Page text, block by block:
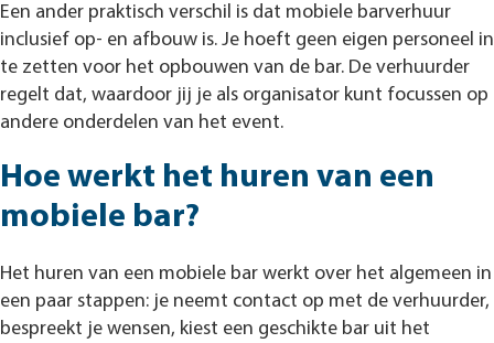
Een ander praktisch verschil is dat mobiele barverhuur
inclusief op- en afbouw is. Je hoeft geen eigen personeel in
te zetten voor het opbouwen van de bar. De verhuurder
regelt dat, waardoor jij je als organisator kunt focussen op
andere onderdelen van het event.
Hoe werkt het huren van een
mobiele bar?
Het huren van een mobiele bar werkt over het algemeen in
een paar stappen: je neemt contact op met de verhuurder,
bespreekt je wensen, kiest een geschikte bar uit het